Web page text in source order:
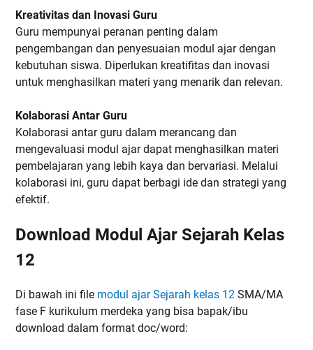
Kreativitas dan Inovasi Guru
Guru mempunyai peranan penting dalam
pengembangan dan penyesuaian modul ajar dengan
kebutuhan siswa. Diperlukan kreatifitas dan inovasi
untuk menghasilkan materi yang menarik dan relevan.
Kolaborasi Antar Guru
Kolaborasi antar guru dalam merancang dan
mengevaluasi modul ajar dapat menghasilkan materi
pembelajaran yang lebih kaya dan bervariasi. Melalui
kolaborasi ini, guru dapat berbagi ide dan strategi yang
efektif.
Download Modul Ajar Sejarah Kelas
12
Di bawah ini file modul ajar Sejarah kelas 12 SMA/MA
fase F kurikulum merdeka yang bisa bapak/ibu
download dalam format doc/word: